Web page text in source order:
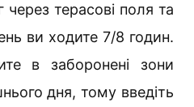
терасові поля та
ви ходите 7/8 годин.
в заборонені зони
дня, тому введіть